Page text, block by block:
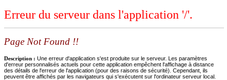
Erreur du serveur dans l'application '/'.
Page Not Found !!
Description : Une erreur d'application s'est produite sur le serveur. Les paramètres
d'erreur personnalisés actuels pour cette application empêchent l'affichage à distance
des détails de l'erreur de l'application (pour des raisons de sécurité). Cependant, ils
peuvent être affichés par les navigateurs qui s'exécutent sur l'ordinateur serveur local.